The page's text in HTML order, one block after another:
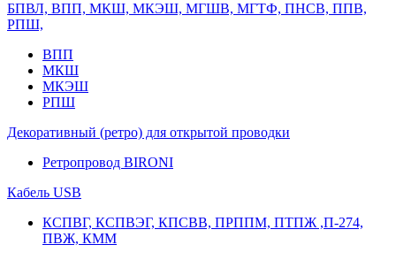
БПВЛ, ВПП, МКШ, МКЭШ, МГШВ, МГТФ, ПНСВ, ППВ,
РПШ,
ВПП
МКШ
МКЭШ
РПШ
Декоративный (ретро) для открытой проводки
Ретропровод BIRONI
Кабель USB
КСПВГ, КСПВЭГ, КПСВВ, ПРППМ, ПТПЖ ,П-274,
ПВЖ, КММ